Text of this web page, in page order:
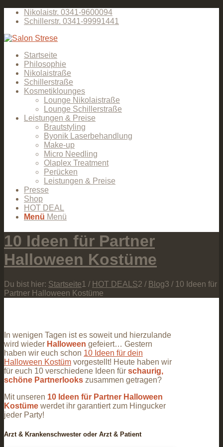
Nikolaistr. 0341-9600094
Schillerstr. 0341-99991441
Startseite
Philosophie
Nikolaistraße
Schillerstraße
Kosmetiklounges
Lounge Nikolaistraße
Lounge Schillerstraße
Leistungen & Preise
Brautstyling
Byonik Laserbehandlung
Make-up
Micro Needling
Olaplex Treatment
Perücken
Leistungen & Preise
Presse
Shop
HOT DEAL
Menü Menü
10 Ideen für Partner
Halloween Kostüme
Du bist hier: Startseite1 / HOT DEALS2 / Blog3 / 10 Ideen für
Partner Halloween Kostüme
In wenigen Tagen ist es soweit und hierzulande
wird wieder Halloween gefeiert… Gestern
haben wir euch schon 10 Ideen für dein
Halloween Kostüm vorgestellt! Heute haben wir
für euch 10 verschiedene Ideen für schaurig,
schöne Partnerlooks zusammen getragen?
Mit unseren 10 Ideen für Partner Halloween
Kostüme werdet ihr garantiert zum Hingucker
jeder Party!
Arzt & Krankenschwester oder Arzt & Patient